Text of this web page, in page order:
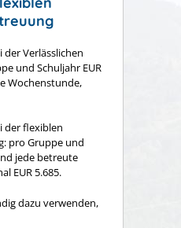
Verlässlichen
und Schuljahr EUR
Wochenstunde,
der flexiblen
pro Gruppe und
jede betreute
EUR 5.685.
dazu verwenden,